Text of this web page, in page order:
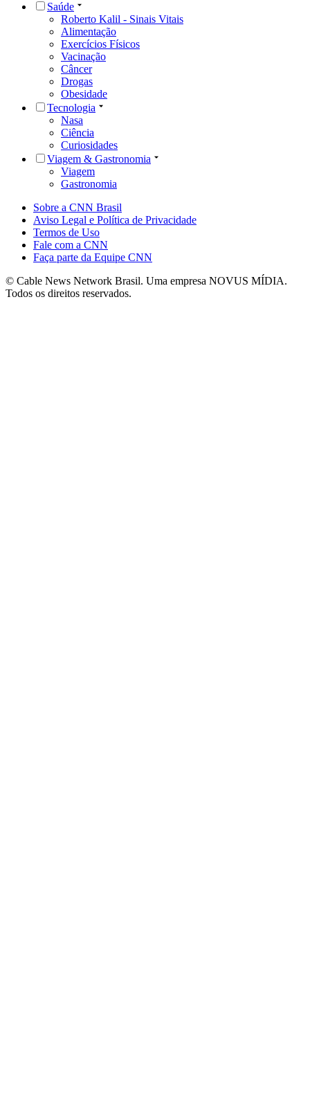
Saúde
Roberto Kalil - Sinais Vitais
Alimentação
Exercícios Físicos
Vacinação
Câncer
Drogas
Obesidade
Tecnologia
Nasa
Ciência
Curiosidades
Viagem & Gastronomia
Viagem
Gastronomia
Sobre a CNN Brasil
Aviso Legal e Política de Privacidade
Termos de Uso
Fale com a CNN
Faça parte da Equipe CNN
© Cable News Network Brasil. Uma empresa NOVUS MÍDIA.
Todos os direitos reservados.